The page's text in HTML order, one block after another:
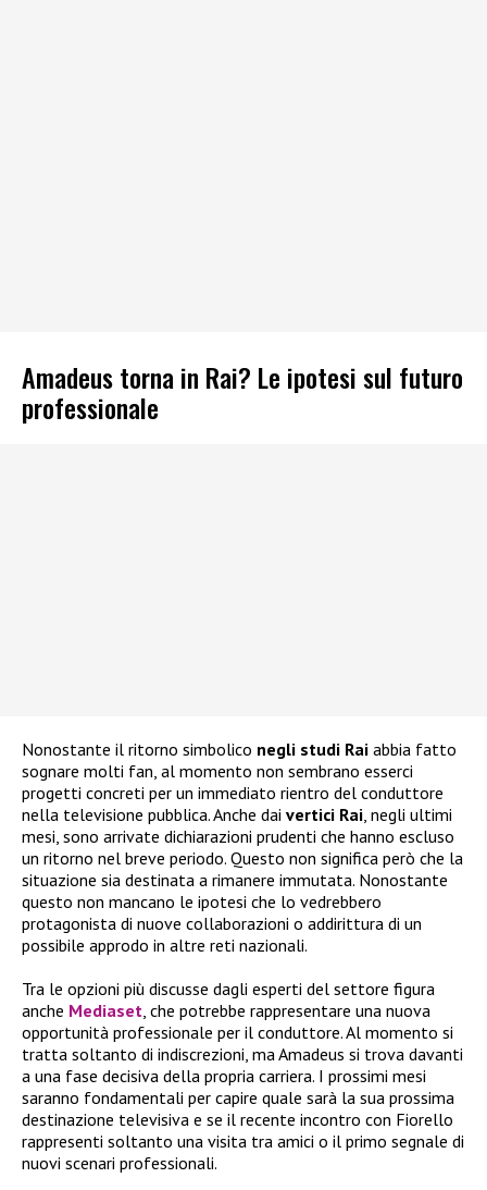
Amadeus torna in Rai? Le ipotesi sul futuro
professionale
Nonostante il ritorno simbolico negli studi Rai abbia fatto
sognare molti fan, al momento non sembrano esserci
progetti concreti per un immediato rientro del conduttore
nella televisione pubblica. Anche dai vertici Rai , negli ultimi
mesi, sono arrivate dichiarazioni prudenti che hanno escluso
un ritorno nel breve periodo. Questo non significa però che la
situazione sia destinata a rimanere immutata. Nonostante
questo non mancano le ipotesi che lo vedrebbero
protagonista di nuove collaborazioni o addirittura di un
possibile approdo in altre reti nazionali.
Tra le opzioni più discusse dagli esperti del settore figura
anche Mediaset , che potrebbe rappresentare una nuova
opportunità professionale per il conduttore. Al momento si
tratta soltanto di indiscrezioni, ma Amadeus si trova davanti
a una fase decisiva della propria carriera. I prossimi mesi
saranno fondamentali per capire quale sarà la sua prossima
destinazione televisiva e se il recente incontro con Fiorello
rappresenti soltanto una visita tra amici o il primo segnale di
nuovi scenari professionali.